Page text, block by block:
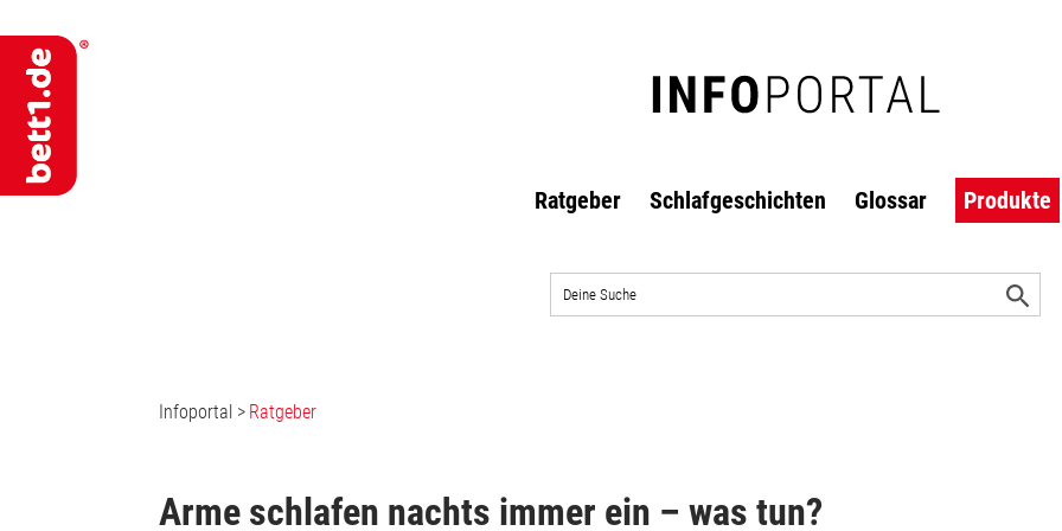
Ratgeber Schlafgeschichten Glossar Produkte
der
Infoportal > Ratgeber
Arme schlafen nachts immer ein – was tun?